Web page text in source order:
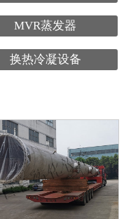
MVR蒸发器
换热冷凝设备